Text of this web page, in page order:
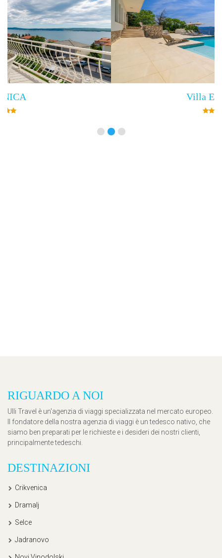
RIGUARDO A NOI
Ulli Travel è un'agenzia di viaggi specializzata nel mercato europeo.
Il fondatore della nostra agenzia di viaggi è un tedesco nativo, che
siamo ben preparati per le richieste e i desideri dei nostri clienti,
principalmente tedeschi.
DESTINAZIONI
Crikvenica
Dramalj
Selce
Jadranovo